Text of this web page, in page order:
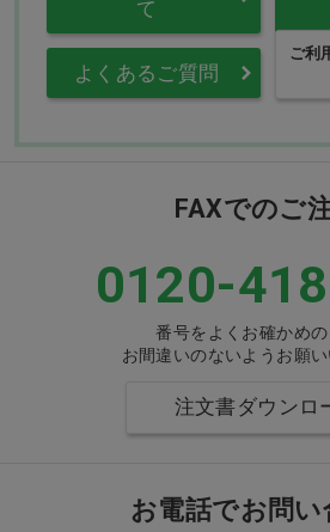
て
よくあるご質問
ご利
FAXでのご
0120-
番号をよくお確かめの
お間違いのないようお願
注文書ダウンロ
お電話でお問い